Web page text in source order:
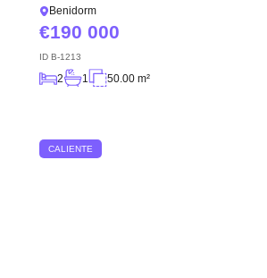
Benidorm
190 000
ID B-1213
2 1 50.00 m²
CALIENTE